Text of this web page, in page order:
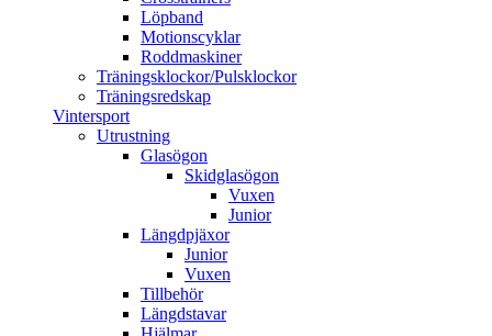
Löpband
Motionscyklar
Roddmaskiner
Träningsklockor/Pulsklockor
Träningsredskap
Vintersport
Utrustning
Glasögon
Skidglasögon
Vuxen
Junior
Längdpjäxor
Junior
Vuxen
Tillbehör
Längdstavar